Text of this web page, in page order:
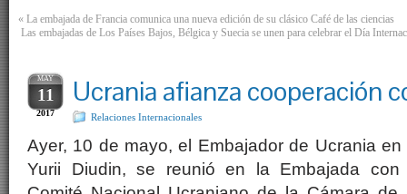
« La embajada de Francia comunica una nueva edición de su clásico Café de las ciencias
Las embajadas de Los Países Bajos, Bélgica y Suecia se unen para celebrar el Día
MAY
11
2017
Ucrania afianza cooperación
Relaciones Internacionales
Ayer, 10 de mayo, el Embajador de Ucrania
Yurii Diudin, se reunió en la Embajada con